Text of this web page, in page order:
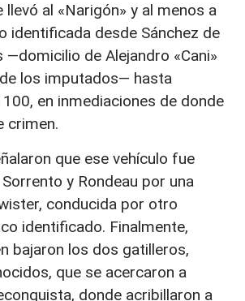
llevó al «Narigón» y al menos a
identificada desde Sánchez de
—domicilio de Alejandro «Cani»
los imputados— hasta
en inmediaciones de donde
crimen.
que ese vehículo fue
y Rondeau por una
conducida por otro
identificado. Finalmente,
bajaron los dos gatilleros,
que se acercaron a
donde acribillaron a